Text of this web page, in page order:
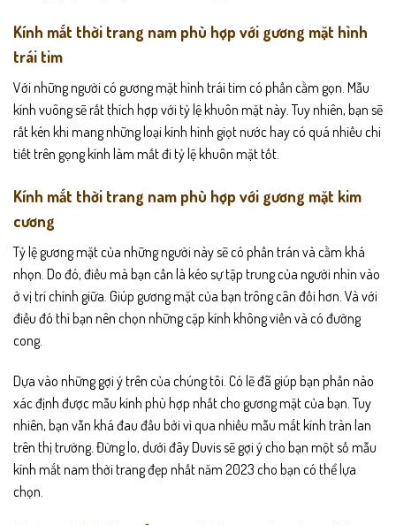
Kính mắt thời trang nam phù hợp với gương mặt hình
trái tim
Với những người có gương mặt hình trái tim có phần cằm gọn. Mẫu
kính vuông sẽ rất thích hợp với tỷ lệ khuôn mặt này. Tuy nhiên, bạn sẽ
rất kén khi mang những loại kính hình giọt nước hay có quá nhiều chi
tiết trên gọng kính làm mất đi tỷ lệ khuôn mặt tốt.
Kính mắt thời trang nam phù hợp với gương mặt kim
cương
Tỷ lệ gương mặt của những người này sẽ có phần trán và cằm khá
nhọn. Do đó, điều mà bạn cần là kéo sự tập trung của người nhìn vào
ở vị trí chính giữa. Giúp gương mặt của bạn trông cân đối hơn. Và với
điều đó thì bạn nên chọn những cặp kính không viền và có đường
cong.
Dựa vào những gợi ý trên của chúng tôi. Có lẽ đã giúp bạn phần nào
xác định được mẫu kính phù hợp nhất cho gương mặt của bạn. Tuy
nhiên, bạn vẫn khá đau đầu bởi vì qua nhiều mẫu mắt kính tràn lan
trên thị trường. Đừng lo, dưới đây Duvis sẽ gợi ý cho bạn một số mẫu
kính mắt nam thời trang đẹp nhất năm 2023 cho bạn có thể lựa
chọn.